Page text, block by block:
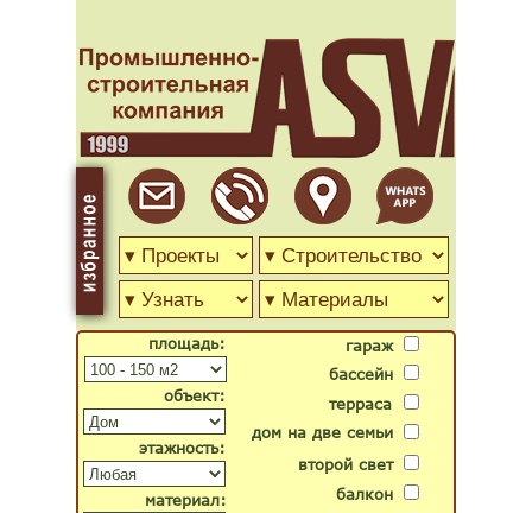
гараж
бассейн
второй свет
дом на две семьи
терраса
балкон
объект:
материал:
площадь:
этажность: